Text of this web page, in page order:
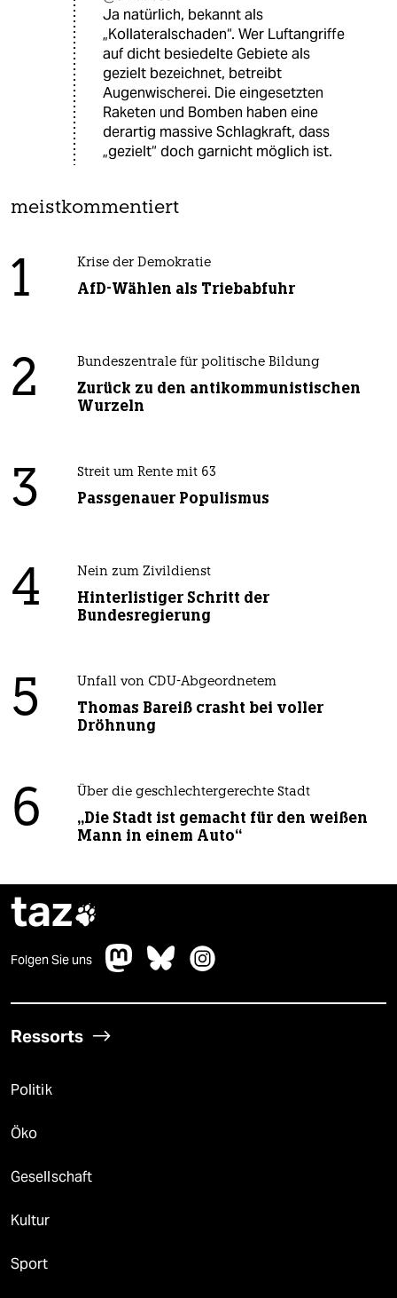
Ja natürlich, bekannt als
„Kollateralschaden“. Wer Luftangriffe
auf dicht besiedelte Gebiete als
gezielt bezeichnet, betreibt
Augenwischerei. Die eingesetzten
Raketen und Bomben haben eine
derartig massive Schlagkraft, dass
„gezielt“ doch garnicht möglich ist.
meistkommentiert
1 Krise der Demokratie
AfD-Wählen als Triebabfuhr
2 Bundeszentrale für politische Bildung
Zurück zu den antikommunistischen
Wurzeln
3 Streit um Rente mit 63
Passgenauer Populismus
4 Nein zum Zivildienst
Hinterlistiger Schritt der
Bundesregierung
5 Unfall von CDU-Abgeordnetem
Thomas Bareiß crasht bei voller
Dröhnung
6 Über die geschlechtergerechte Stadt
„Die Stadt ist gemacht für den weißen
Mann in einem Auto“
taz
Folgen Sie uns
Ressorts
Politik
Öko
Gesellschaft
Kultur
Sport